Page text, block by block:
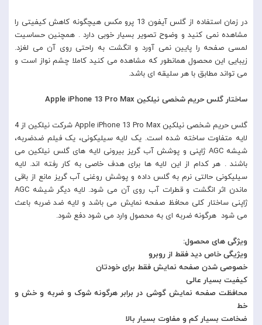
در زمان استفاده از گلس آیفون 13 پرو مکس هیچگونه کاهش کیفیتی را
مشاهده نمی کنید و وضوح تصویر بسیار خوبی دارد . همچنین حساسیت
لمسی صفحه را پایین نمی آورد و انگشت به راحتی روی آن می لغزد.
زیبایی این محصول همانطور که مشاهده می کنید کاملا چشم نواز است و
می تواند مطابق با هر سلیقه ای باشد.
ساختار گلس حریم شخصی نیلکین Apple iPhone 13 Pro Max
گلس حریم شخصی نیلکین Apple iPhone 13 Pro Max شرکت نیلکین از 4
لایه متفاوت ساخته شده است. یک لایه سیلیکونی، یک فیلم ضدضربه،
شیشه AGC ژاپنی و پوشش آب گریز بیرونی لایه های گلس نیلکین می
باشند . هر کدام از این لایه ها برای هدف خاصی به کار رفته اند. لایه
سیلیکونی حالتی نرم به گلس داده و پوشش روغنی آب گریز مانع از باقی
ماندن اثر انگشت و قطرات آب روی آن می شود. لایه دیگر شیشه AGC
ژاپنی ساختار کلی محافظ صفحه نمایش می باشد و لایه ضد ضربه باعث
می شود هرگونه ضربه ای به محصول وارد می شود دفع شود.
ویژگی های محصول:
ویژیگی خاص دید فقط از روبرو
خصوصی شدن صفحه نمایش فقط برای خودتان
کیفیت بسیار عالی
محافظت صفحه نمایش گوشی در برابر هرگونه شوک و ضربه و خش و
خط
ضخامت بسیار کم و مفاوت بسیار بالا